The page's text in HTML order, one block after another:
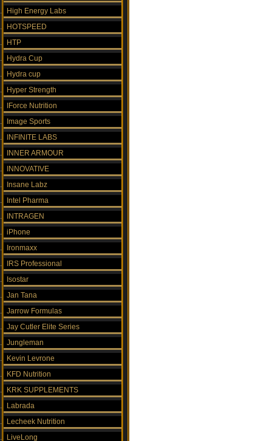
High Energy Labs
HOTSPEED
HTP
Hydra Cup
Hydra cup
Hyper Strength
IForce Nutrition
Image Sports
INFINITE LABS
INNER ARMOUR
INNOVATIVE
Insane Labz
Intel Pharma
INTRAGEN
iPhone
Ironmaxx
IRS Professional
Isostar
Jan Tana
Jarrow Formulas
Jay Cutler Elite Series
Jungleman
Kevin Levrone
KFD Nutrition
KRK SUPPLEMENTS
Labrada
Lecheek Nutrition
LiveLong